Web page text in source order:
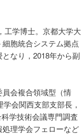
工学博士。京都大学大
胞統合システム拠点
なり，2018年から副
会複合領域型（情
会関西支部支部長，
学技術会議専門調査
理学会フェローなど